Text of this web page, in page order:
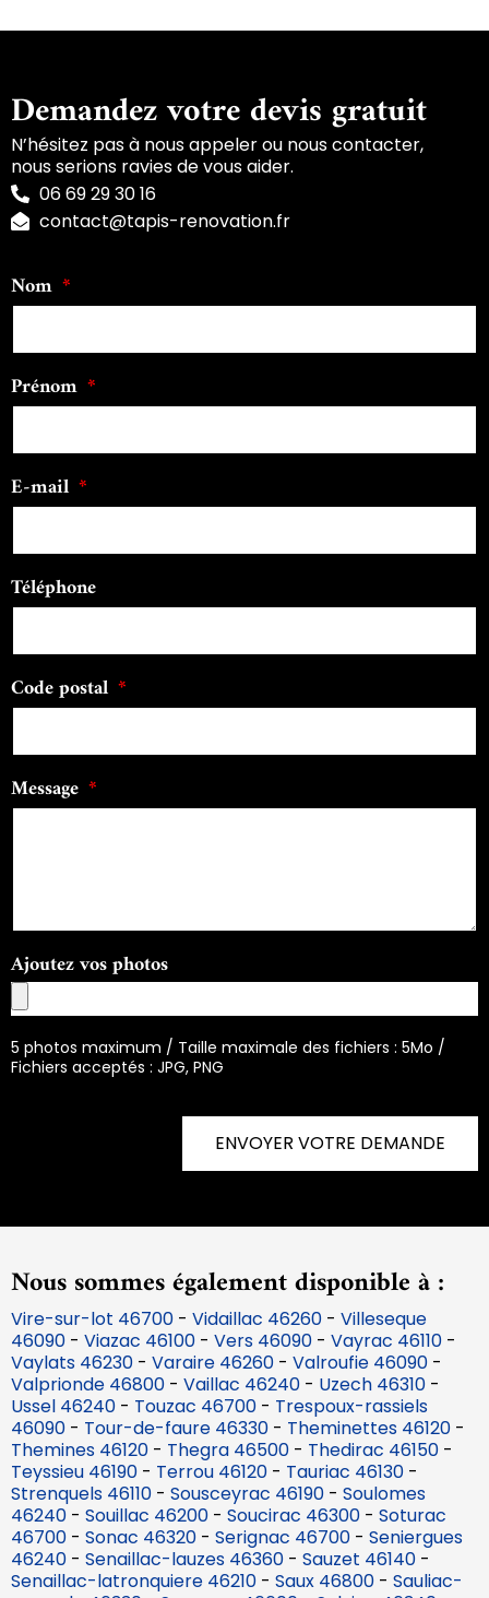
Demandez votre devis gratuit
N’hésitez pas à nous appeler ou nous contacter,
nous serions ravies de vous aider.
06 69 29 30 16
contact@tapis-renovation.fr
Nom
Prénom
E-mail
Téléphone
Code postal
Message
Ajoutez vos photos
5 photos maximum / Taille maximale des fichiers : 5Mo /
Fichiers acceptés : JPG, PNG
ENVOYER VOTRE DEMANDE
Nous sommes également disponible à :
Vire-sur-lot 46700 - Vidaillac 46260 - Villeseque
46090 - Viazac 46100 - Vers 46090 - Vayrac 46110 -
Vaylats 46230 - Varaire 46260 - Valroufie 46090 -
Valprionde 46800 - Vaillac 46240 - Uzech 46310 -
Ussel 46240 - Touzac 46700 - Trespoux-rassiels
46090 - Tour-de-faure 46330 - Theminettes 46120 -
Themines 46120 - Thegra 46500 - Thedirac 46150 -
Teyssieu 46190 - Terrou 46120 - Tauriac 46130 -
Strenquels 46110 - Sousceyrac 46190 - Soulomes
46240 - Souillac 46200 - Soucirac 46300 - Soturac
46700 - Sonac 46320 - Serignac 46700 - Seniergues
46240 - Senaillac-lauzes 46360 - Sauzet 46140 -
Senaillac-latronquiere 46210 - Saux 46800 - Sauliac-